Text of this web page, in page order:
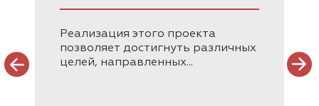
Реализация этого проекта
позволяет достигнуть различных
целей, направленных...